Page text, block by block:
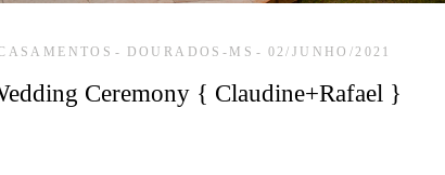
DOURADOS-MS 02/JUNHO/2021
Ceremony { Claudine+Rafael }